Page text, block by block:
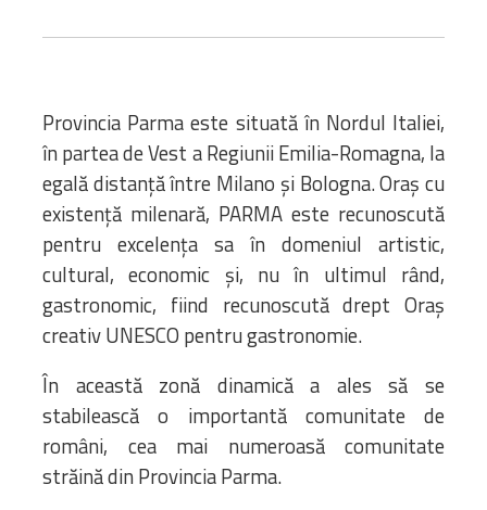
diecezei
Lectura Lunii
Prezentarea
Parohiilor
CONTACT
Provincia Parma este situată în Nordul Italiei,
în partea de Vest a Regiunii Emilia-Romagna, la
egală distanță între Milano și Bologna. Oraș cu
existență milenară, PARMA este recunoscută
pentru excelența sa în domeniul artistic,
cultural, economic și, nu în ultimul rând,
gastronomic, fiind recunoscută drept Oraș
creativ UNESCO pentru gastronomie.
În această zonă dinamică a ales să se
stabilească o importantă comunitate de
români, cea mai numeroasă comunitate
străină din Provincia Parma.